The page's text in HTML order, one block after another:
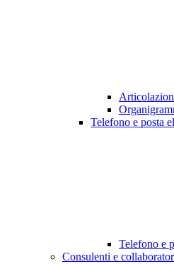
Telefono e posta
Telefono e
Consulenti e